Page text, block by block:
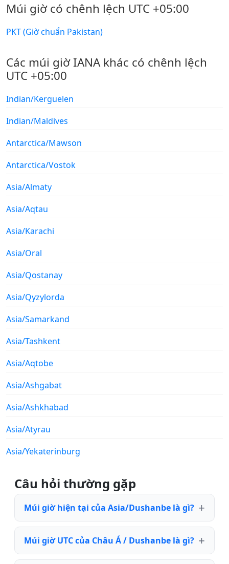
Múi giờ có chênh lệch UTC +05:00
PKT (Giờ chuẩn Pakistan)
Các múi giờ IANA khác có chênh lệch
UTC +05:00
Indian/Kerguelen
Indian/Maldives
Antarctica/Mawson
Antarctica/Vostok
Asia/Almaty
Asia/Aqtau
Asia/Karachi
Asia/Oral
Asia/Qostanay
Asia/Qyzylorda
Asia/Samarkand
Asia/Tashkent
Asia/Aqtobe
Asia/Ashgabat
Asia/Ashkhabad
Asia/Atyrau
Asia/Yekaterinburg
Câu hỏi thường gặp
Múi giờ hiện tại của Asia/Dushanbe là gì?
Múi giờ UTC của Châu Á / Dushanbe là gì?